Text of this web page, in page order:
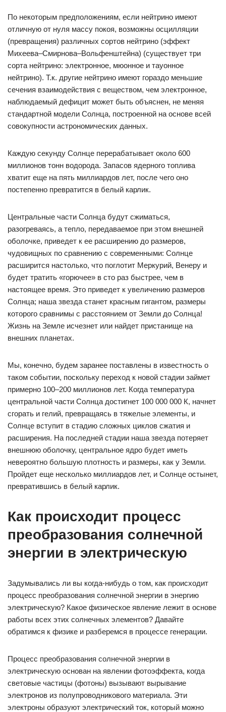
По некоторым предположениям, если нейтрино имеют
отличную от нуля массу покоя, возможны осцилляции
(превращения) различных сортов нейтрино (эффект
Михеева–Смирнова–Вольфенштейна) (существует три
сорта нейтрино: электронное, мюонное и тауонное
нейтрино). Т.к. другие нейтрино имеют гораздо меньшие
сечения взаимодействия с веществом, чем электронное,
наблюдаемый дефицит может быть объяснен, не меняя
стандартной модели Солнца, построенной на основе всей
совокупности астрономических данных.
Каждую секунду Солнце перерабатывает около 600
миллионов тонн водорода. Запасов ядерного топлива
хватит еще на пять миллиардов лет, после чего оно
постепенно превратится в белый карлик.
Центральные части Солнца будут сжиматься,
разогреваясь, а тепло, передаваемое при этом внешней
оболочке, приведет к ее расширению до размеров,
чудовищных по сравнению с современными: Солнце
расширится настолько, что поглотит Меркурий, Венеру и
будет тратить «горючее» в сто раз быстрее, чем в
настоящее время. Это приведет к увеличению размеров
Солнца; наша звезда станет красным гигантом, размеры
которого сравнимы с расстоянием от Земли до Солнца!
Жизнь на Земле исчезнет или найдет пристанище на
внешних планетах.
Мы, конечно, будем заранее поставлены в известность о
таком событии, поскольку переход к новой стадии займет
примерно 100–200 миллионов лет. Когда температура
центральной части Солнца достигнет 100 000 000 К, начнет
сгорать и гелий, превращаясь в тяжелые элементы, и
Солнце вступит в стадию сложных циклов сжатия и
расширения. На последней стадии наша звезда потеряет
внешнюю оболочку, центральное ядро будет иметь
невероятно большую плотность и размеры, как у Земли.
Пройдет еще несколько миллиардов лет, и Солнце остынет,
превратившись в белый карлик.
Как происходит процесс
преобразования солнечной
энергии в электрическую
Задумывались ли вы когда-нибудь о том, как происходит
процесс преобразования солнечной энергии в энергию
электрическую? Какое физическое явление лежит в основе
работы всех этих солнечных элементов? Давайте
обратимся к физике и разберемся в процессе генерации.
Процесс преобразования солнечной энергии в
электрическую основан на явлении фотоэффекта, когда
световые частицы (фотоны) вызывают вырывание
электронов из полупроводникового материала. Эти
электроны образуют электрический ток, который можно